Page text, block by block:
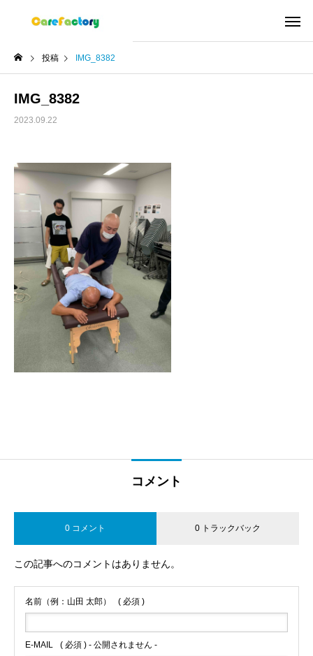
投稿 IMG_8382
IMG_8382
2023.09.22
コメント
0 コメント 0 トラックバック
この記事へのコメントはありません。
名前（例：山田 太郎） ( 必須 )
E-MAIL ( 必須 ) - 公開されません -